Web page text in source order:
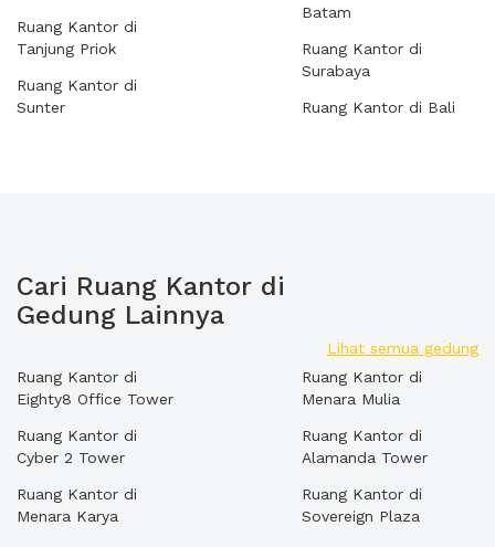
Ruang Kantor di
Tanjung Priok
Ruang Kantor di
Sunter
Batam
Ruang Kantor di
Surabaya
Ruang Kantor di Bali
Cari Ruang Kantor di
Gedung Lainnya
Lihat semua gedung
Ruang Kantor di
Eighty8 Office Tower
Ruang Kantor di
Cyber 2 Tower
Ruang Kantor di
Menara Karya
Ruang Kantor di
Menara Mulia
Ruang Kantor di
Alamanda Tower
Ruang Kantor di
Sovereign Plaza